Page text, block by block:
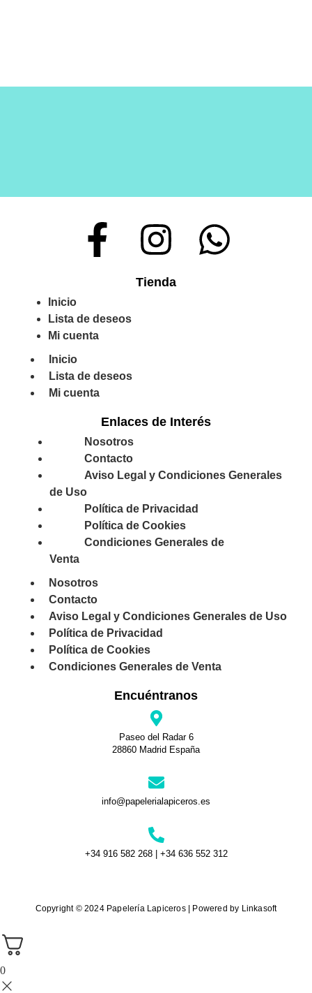
Tienda
Inicio
Lista de deseos
Mi cuenta
Inicio
Lista de deseos
Mi cuenta
Enlaces de Interés
Nosotros
Contacto
Aviso Legal y Condiciones Generales
de Uso
Política de Privacidad
Política de Cookies
Condiciones Generales de
Venta
Nosotros
Contacto
Aviso Legal y Condiciones Generales de Uso
Política de Privacidad
Política de Cookies
Condiciones Generales de Venta
Encuéntranos
Paseo del Radar 6
28860 Madrid España
info@papelerialapiceros.es
+34 916 582 268 | +34 636 552 312
Copyright © 2024 Papelería Lapiceros | Powered by Linkasoft
0